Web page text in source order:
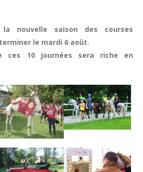
nouvelle saison des courses
le mardi 6 août.
ces 10 journées sera riche en